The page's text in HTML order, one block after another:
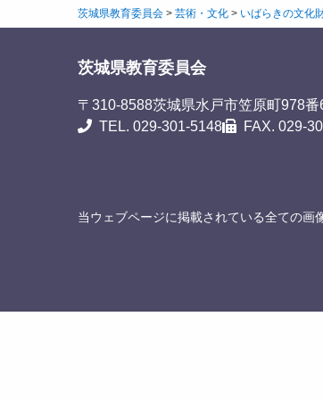
茨城県教育委員会 > 芸術・文化 > いばらきの文化
茨城県教育委員会
〒310-8588茨城県水戸市笠原町978
TEL. 029-301-5148
FAX. 029-
当ウェブページに掲載されている全ての画